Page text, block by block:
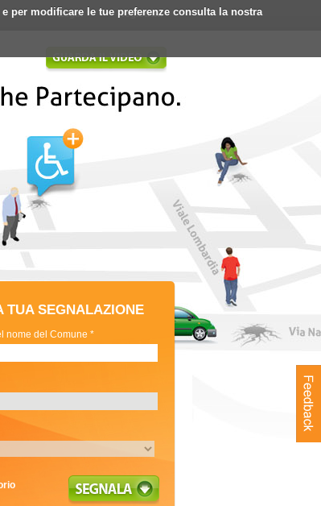
per modificare le tue preferenze consulta la nostra
Login Registrati
TUA SEGNALAZIONE
nome del Comune *